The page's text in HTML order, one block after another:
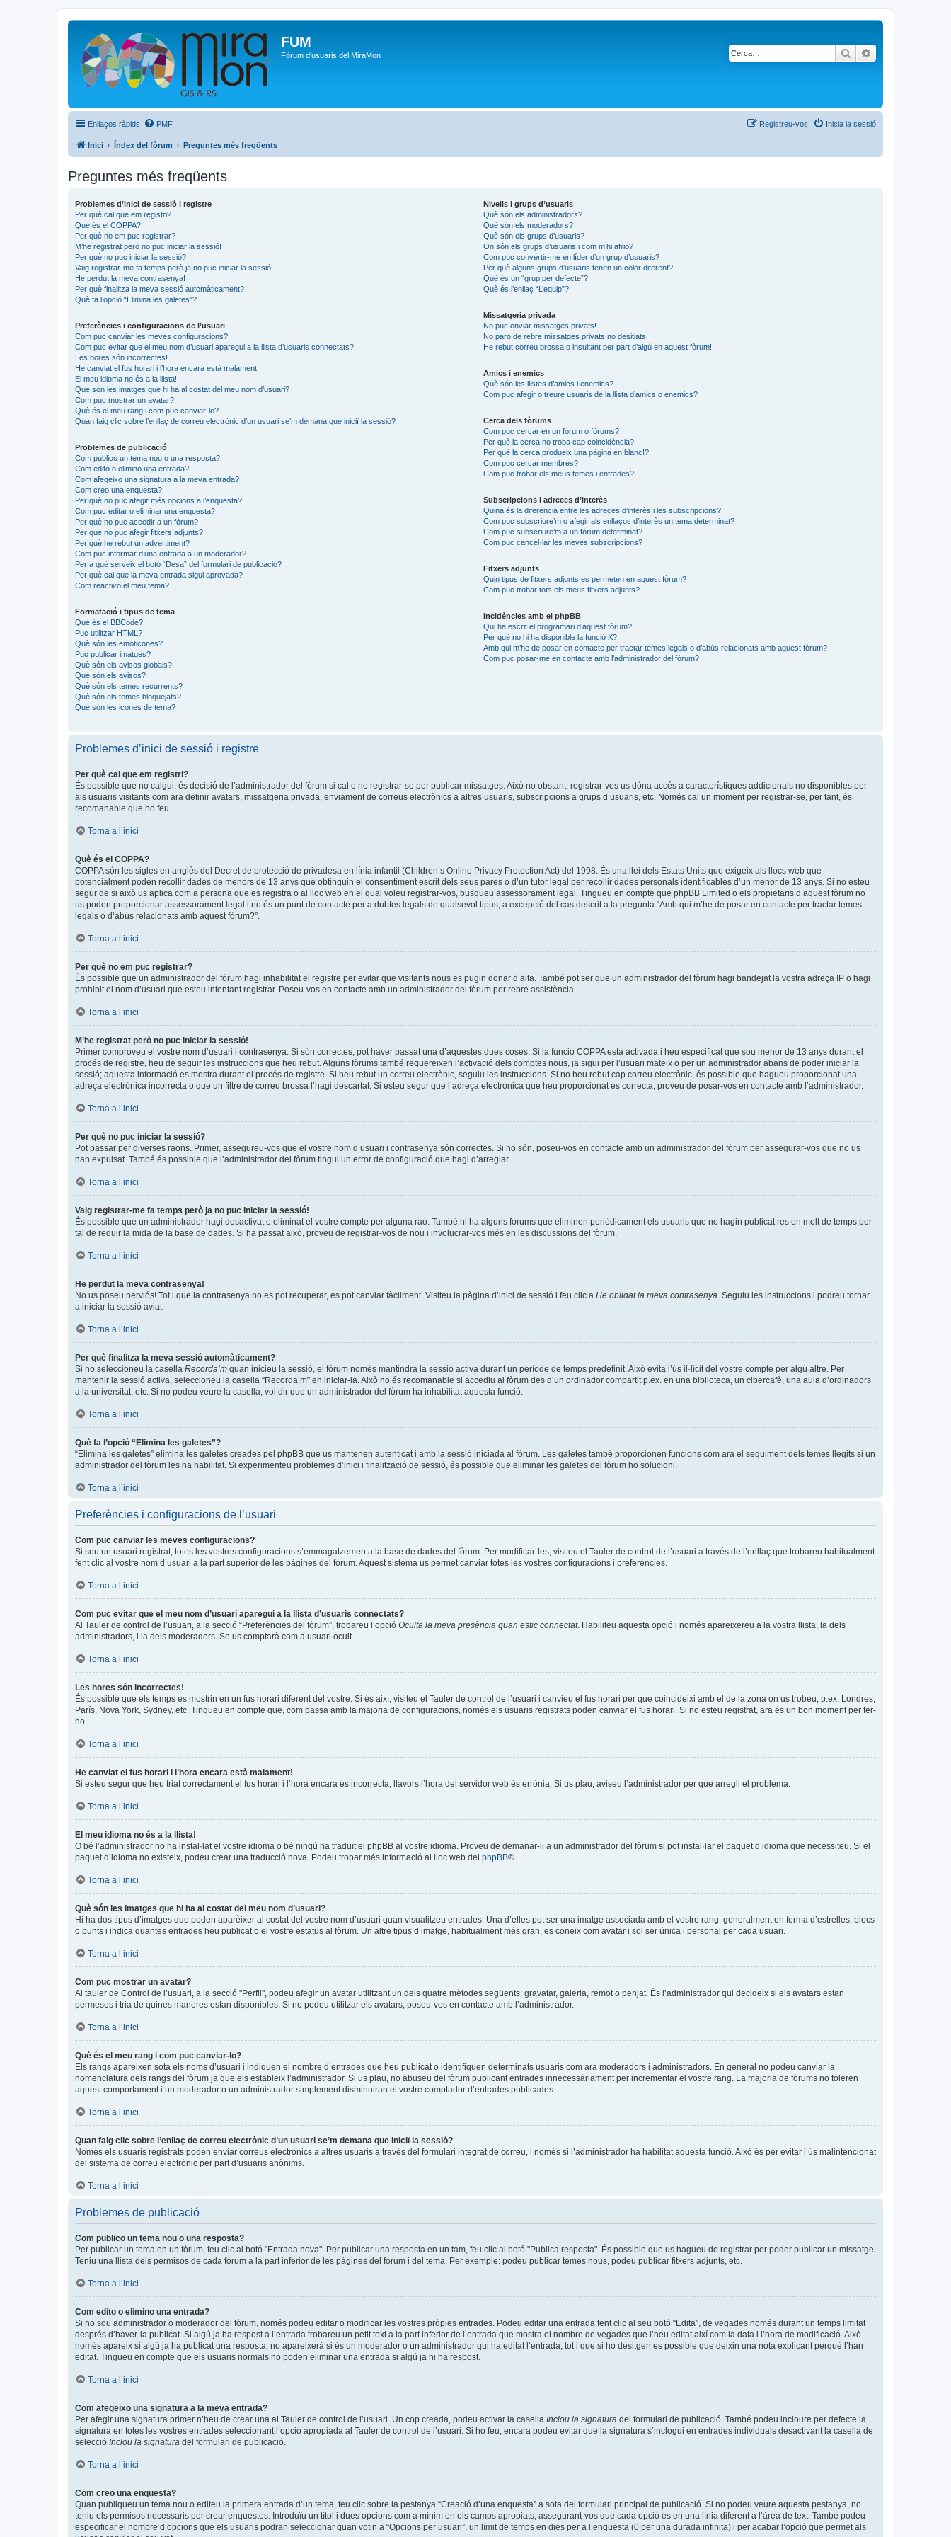
FUM
Fòrum d'usuaris del MiraMon Cerca
Enllaços ràpids PMF Inicia la sessió
Registreu-vos
Inici Índex del fòrum Preguntes més freqüents
Preguntes més freqüents
Problemes d’inici de sessió i registre
Per què cal que em registri?
Què és el COPPA?
Per què no em puc registrar?
M’he registrat però no puc iniciar la sessió!
Per què no puc iniciar la sessió?
Vaig registrar-me fa temps però ja no puc iniciar la sessió!
He perdut la meva contrasenya!
Per què finalitza la meva sessió automàticament?
Què fa l’opció “Elimina les galetes”?
Preferències i configuracions de l’usuari
Com puc canviar les meves configuracions?
Com puc evitar que el meu nom d’usuari aparegui a la llista d’usuaris connectats?
Les hores són incorrectes!
He canviat el fus horari i l’hora encara està malament!
El meu idioma no és a la llista!
Què són les imatges que hi ha al costat del meu nom d’usuari?
Com puc mostrar un avatar?
Què és el meu rang i com puc canviar-lo?
Quan faig clic sobre l’enllaç de correu electrònic d’un usuari se’m demana que iniciï la sessió?
Problemes de publicació
Com publico un tema nou o una resposta?
Com edito o elimino una entrada?
Com afegeixo una signatura a la meva entrada?
Com creo una enquesta?
Per què no puc afegir més opcions a l’enquesta?
Com puc editar o eliminar una enquesta?
Per què no puc accedir a un fòrum?
Per què no puc afegir fitxers adjunts?
Per què he rebut un advertiment?
Com puc informar d’una entrada a un moderador?
Per a què serveix el botó “Desa” del formulari de publicació?
Per què cal que la meva entrada sigui aprovada?
Com reactivo el meu tema?
Formatació i tipus de tema
Què és el BBCode?
Puc utilitzar HTML?
Què són les emoticones?
Puc publicar imatges?
Què són els avisos globals?
Què són els avisos?
Què són els temes recurrents?
Què són els temes bloquejats?
Què són les icones de tema?
Nivells i grups d’usuaris
Què són els administradors?
Què són els moderadors?
Què són els grups d’usuaris?
On són els grups d’usuaris i com m’hi afilio?
Com puc convertir-me en líder d’un grup d’usuaris?
Per què alguns grups d’usuaris tenen un color diferent?
Què és un “grup per defecte”?
Què és l’enllaç “L’equip”?
Missatgeria privada
No puc enviar missatges privats!
No paro de rebre missatges privats no desitjats!
He rebut correu brossa o insultant per part d’algú en aquest fòrum!
Amics i enemics
Què són les llistes d’amics i enemics?
Com puc afegir o treure usuaris de la llista d’amics o enemics?
Cerca dels fòrums
Com puc cercar en un fòrum o fòrums?
Per què la cerca no troba cap coincidència?
Per què la cerca produeix una pàgina en blanc!?
Com puc cercar membres?
Com puc trobar els meus temes i entrades?
Subscripcions i adreces d’interès
Quina és la diferència entre les adreces d’interès i les subscripcions?
Com puc subscriure’m o afegir als enllaços d’interès un tema determinat?
Com puc subscriure’m a un fòrum determinat?
Com puc cancel·lar les meves subscripcions?
Fitxers adjunts
Quin tipus de fitxers adjunts es permeten en aquest fòrum?
Com puc trobar tots els meus fitxers adjunts?
Incidències amb el phpBB
Qui ha escrit el programari d’aquest fòrum?
Per què no hi ha disponible la funció X?
Amb qui m’he de posar en contacte per tractar temes legals o d’abús relacionats amb aquest fòrum?
Com puc posar-me en contacte amb l’administrador del fòrum?
Problemes d’inici de sessió i registre
Per què cal que em registri?
És possible que no calgui, és decisió de l’administrador del fòrum si cal o no registrar-se per publicar missatges. Això no obstant, registrar-vos us dóna accés a característiques addicionals no disponibles per
als usuaris visitants com ara definir avatars, missatgeria privada, enviament de correus electrònics a altres usuaris, subscripcions a grups d’usuaris, etc. Només cal un moment per registrar-se, per tant, és
recomanable que ho feu.
Torna a l’inici
Què és el COPPA?
COPPA són les sigles en anglès del Decret de protecció de privadesa en línia infantil (Children’s Online Privacy Protection Act) del 1998. És una llei dels Estats Units que exigeix als llocs web que
potencialment poden recollir dades de menors de 13 anys que obtinguin el consentiment escrit dels seus pares o d’un tutor legal per recollir dades personals identificables d’un menor de 13 anys. Si no esteu
segur de si això us aplica com a persona que es registra o al lloc web en el qual voleu registrar-vos, busqueu assessorament legal. Tingueu en compte que phpBB Limited o els propietaris d’aquest fòrum no
us poden proporcionar assessorament legal i no és un punt de contacte per a dubtes legals de qualsevol tipus, a excepció del cas descrit a la pregunta “Amb qui m’he de posar en contacte per tractar temes
legals o d’abús relacionats amb aquest fòrum?”.
Torna a l’inici
Per què no em puc registrar?
És possible que un administrador del fòrum hagi inhabilitat el registre per evitar que visitants nous es pugin donar d’alta. També pot ser que un administrador del fòrum hagi bandejat la vostra adreça IP o hagi
prohibit el nom d’usuari que esteu intentant registrar. Poseu-vos en contacte amb un administrador del fòrum per rebre assistència.
Torna a l’inici
M’he registrat però no puc iniciar la sessió!
Primer comproveu el vostre nom d’usuari i contrasenya. Si són correctes, pot haver passat una d’aquestes dues coses. Si la funció COPPA està activada i heu especificat que sou menor de 13 anys durant el
procés de registre, heu de seguir les instruccions que heu rebut. Alguns fòrums també requereixen l’activació dels comptes nous, ja sigui per l’usuari mateix o per un administrador abans de poder iniciar la
sessió; aquesta informació es mostra durant el procés de registre. Si heu rebut un correu electrònic, seguiu les instruccions. Si no heu rebut cap correu electrònic, és possible que hagueu proporcionat una
adreça electrònica incorrecta o que un filtre de correu brossa l’hagi descartat. Si esteu segur que l’adreça electrònica que heu proporcionat és correcta, proveu de posar-vos en contacte amb l’administrador.
Torna a l’inici
Per què no puc iniciar la sessió?
Pot passar per diverses raons. Primer, assegureu-vos que el vostre nom d’usuari i contrasenya són correctes. Si ho són, poseu-vos en contacte amb un administrador del fòrum per assegurar-vos que no us
han expulsat. També és possible que l’administrador del fòrum tingui un error de configuració que hagi d’arreglar.
Torna a l’inici
Vaig registrar-me fa temps però ja no puc iniciar la sessió!
És possible que un administrador hagi desactivat o eliminat el vostre compte per alguna raó. També hi ha alguns fòrums que eliminen periòdicament els usuaris que no hagin publicat res en molt de temps per
tal de reduir la mida de la base de dades. Si ha passat això, proveu de registrar-vos de nou i involucrar-vos més en les discussions del fòrum.
Torna a l’inici
He perdut la meva contrasenya!
No us poseu nerviós! Tot i que la contrasenya no es pot recuperar, es pot canviar fàcilment. Visiteu la pàgina d’inici de sessió i feu clic a He oblidat la meva contrasenya. Seguiu les instruccions i podreu tornar
a iniciar la sessió aviat.
Torna a l’inici
Per què finalitza la meva sessió automàticament?
Si no seleccioneu la casella Recorda’m quan inicieu la sessió, el fòrum només mantindrà la sessió activa durant un període de temps predefinit. Això evita l’ús il·lícit del vostre compte per algú altre. Per
mantenir la sessió activa, seleccioneu la casella “Recorda’m” en iniciar-la. Això no és recomanable si accediu al fòrum des d’un ordinador compartit p.ex. en una biblioteca, un cibercafè, una aula d’ordinadors
a la universitat, etc. Si no podeu veure la casella, vol dir que un administrador del fòrum ha inhabilitat aquesta funció.
Torna a l’inici
Què fa l’opció “Elimina les galetes”?
“Elimina les galetes” elimina les galetes creades pel phpBB que us mantenen autenticat i amb la sessió iniciada al fòrum. Les galetes també proporcionen funcions com ara el seguiment dels temes llegits si un
administrador del fòrum les ha habilitat. Si experimenteu problemes d’inici i finalització de sessió, és possible que eliminar les galetes del fòrum ho solucioni.
Torna a l’inici
Preferències i configuracions de l’usuari
Com puc canviar les meves configuracions?
Si sou un usuari registrat, totes les vostres configuracions s’emmagatzemen a la base de dades del fòrum. Per modificar-les, visiteu el Tauler de control de l’usuari a través de l’enllaç que trobareu habitualment
fent clic al vostre nom d’usuari a la part superior de les pàgines del fòrum. Aquest sistema us permet canviar totes les vostres configuracions i preferències.
Torna a l’inici
Com puc evitar que el meu nom d’usuari aparegui a la llista d’usuaris connectats?
Al Tauler de control de l’usuari, a la secció “Preferències del fòrum”, trobareu l’opció Oculta la meva presència quan estic connectat. Habiliteu aquesta opció i només apareixereu a la vostra llista, la dels
administradors, i la dels moderadors. Se us comptarà com a usuari ocult.
Torna a l’inici
Les hores són incorrectes!
És possible que els temps es mostrin en un fus horari diferent del vostre. Si és així, visiteu el Tauler de control de l’usuari i canvieu el fus horari per que coincideixi amb el de la zona on us trobeu, p.ex. Londres,
París, Nova York, Sydney, etc. Tingueu en compte que, com passa amb la majoria de configuracions, només els usuaris registrats poden canviar el fus horari. Si no esteu registrat, ara és un bon moment per fer-
ho.
Torna a l’inici
He canviat el fus horari i l’hora encara està malament!
Si esteu segur que heu triat correctament el fus horari i l’hora encara és incorrecta, llavors l’hora del servidor web és errònia. Si us plau, aviseu l’administrador per que arregli el problema.
Torna a l’inici
El meu idioma no és a la llista!
O bé l’administrador no ha instal·lat el vostre idioma o bé ningú ha traduït el phpBB al vostre idioma. Proveu de demanar-li a un administrador del fòrum si pot instal·lar el paquet d’idioma que necessiteu. Si el
paquet d’idioma no existeix, podeu crear una traducció nova. Podeu trobar més informació al lloc web del phpBB®.
Torna a l’inici
Què són les imatges que hi ha al costat del meu nom d’usuari?
Hi ha dos tipus d’imatges que poden aparèixer al costat del vostre nom d’usuari quan visualitzeu entrades. Una d’elles pot ser una imatge associada amb el vostre rang, generalment en forma d’estrelles, blocs
o punts i indica quantes entrades heu publicat o el vostre estatus al fòrum. Un altre tipus d’imatge, habitualment més gran, es coneix com avatar i sol ser única i personal per cada usuari.
Torna a l’inici
Com puc mostrar un avatar?
Al tauler de Control de l’usuari, a la secció "Perfil", podeu afegir un avatar utilitzant un dels quatre mètodes següents: gravatar, galeria, remot o penjat. És l’administrador qui decideix si els avatars estan
permesos i tria de quines maneres estan disponibles. Si no podeu utilitzar els avatars, poseu-vos en contacte amb l’administrador.
Torna a l’inici
Què és el meu rang i com puc canviar-lo?
Els rangs apareixen sota els noms d’usuari i indiquen el nombre d’entrades que heu publicat o identifiquen determinats usuaris com ara moderadors i administradors. En general no podeu canviar la
nomenclatura dels rangs del fòrum ja que els estableix l’administrador. Si us plau, no abuseu del fòrum publicant entrades innecessàriament per incrementar el vostre rang. La majoria de fòrums no toleren
aquest comportament i un moderador o un administrador simplement disminuiran el vostre comptador d’entrades publicades.
Torna a l’inici
Quan faig clic sobre l’enllaç de correu electrònic d’un usuari se’m demana que iniciï la sessió?
Només els usuaris registrats poden enviar correus electrònics a altres usuaris a través del formulari integrat de correu, i només si l’administrador ha habilitat aquesta funció. Això és per evitar l’ús malintencionat
del sistema de correu electrònic per part d’usuaris anònims.
Torna a l’inici
Problemes de publicació
Com publico un tema nou o una resposta?
Per publicar un tema en un fòrum, feu clic al botó "Entrada nova". Per publicar una resposta en un tam, feu clic al botó "Publica resposta". És possible que us hagueu de registrar per poder publicar un missatge.
Teniu una llista dels permisos de cada fòrum a la part inferior de les pàgines del fòrum i del tema. Per exemple: podeu publicar temes nous, podeu publicar fitxers adjunts, etc.
Torna a l’inici
Com edito o elimino una entrada?
Si no sou administrador o moderador del fòrum, només podeu editar o modificar les vostres pròpies entrades. Podeu editar una entrada fent clic al seu botó “Edita”, de vegades només durant un temps limitat
després d’haver-la publicat. Si algú ja ha respost a l’entrada trobareu un petit text a la part inferior de l’entrada que mostra el nombre de vegades que l’heu editat així com la data i l’hora de modificació. Això
només apareix si algú ja ha publicat una resposta; no apareixerà si és un moderador o un administrador qui ha editat l’entrada, tot i que si ho desitgen es possible que deixin una nota explicant perquè l’han
editat. Tingueu en compte que els usuaris normals no poden eliminar una entrada si algú ja hi ha respost.
Torna a l’inici
Com afegeixo una signatura a la meva entrada?
Per afegir una signatura primer n’heu de crear una al Tauler de control de l’usuari. Un cop creada, podeu activar la casella Inclou la signatura del formulari de publicació. També podeu incloure per defecte la
signatura en totes les vostres entrades seleccionant l’opció apropiada al Tauler de control de l’usuari. Si ho feu, encara podeu evitar que la signatura s’inclogui en entrades individuals desactivant la casella de
selecció Inclou la signatura del formulari de publicació.
Torna a l’inici
Com creo una enquesta?
Quan publiqueu un tema nou o editeu la primera entrada d’un tema, feu clic sobre la pestanya “Creació d’una enquesta” a sota del formulari principal de publicació. Si no podeu veure aquesta pestanya, no
teniu els permisos necessaris per crear enquestes. Introduïu un títol i dues opcions com a mínim en els camps apropiats, assegurant-vos que cada opció és en una línia diferent a l’àrea de text. També podeu
especificar el nombre d’opcions que els usuaris podran seleccionar quan votin a “Opcions per usuari”, un límit de temps en dies per a l’enquesta (0 per una durada infinita) i per acabar l’opció que permet als